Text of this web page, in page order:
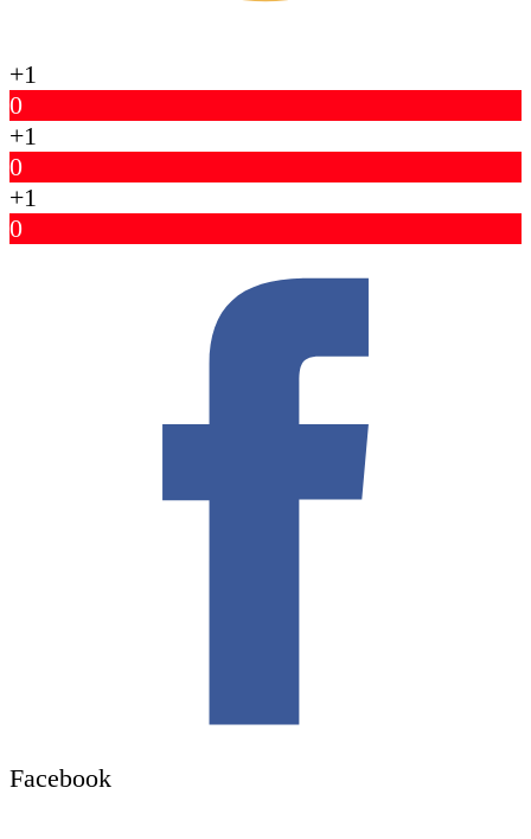
+1
0
+1
0
+1
0
Facebook